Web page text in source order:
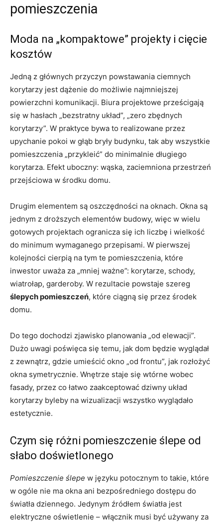
pomieszczenia
Moda na „kompaktowe” projekty i cięcie
kosztów
Jedną z głównych przyczyn powstawania ciemnych
korytarzy jest dążenie do możliwie najmniejszej
powierzchni komunikacji. Biura projektowe prześcigają
się w hasłach „bezstratny układ”, „zero zbędnych
korytarzy”. W praktyce bywa to realizowane przez
upychanie pokoi w głąb bryły budynku, tak aby wszystkie
pomieszczenia „przykleić” do minimalnie długiego
korytarza. Efekt uboczny: wąska, zaciemniona przestrzeń
przejściowa w środku domu.
Drugim elementem są oszczędności na oknach. Okna są
jednym z droższych elementów budowy, więc w wielu
gotowych projektach ogranicza się ich liczbę i wielkość
do minimum wymaganego przepisami. W pierwszej
kolejności cierpią na tym te pomieszczenia, które
inwestor uważa za „mniej ważne”: korytarze, schody,
wiatrołap, garderoby. W rezultacie powstaje szereg
ślepych pomieszczeń, które ciągną się przez środek
domu.
Do tego dochodzi zjawisko planowania „od elewacji”.
Dużo uwagi poświęca się temu, jak dom będzie wyglądał
z zewnątrz, gdzie umieścić okno „od frontu”, jak rozłożyć
okna symetrycznie. Wnętrze staje się wtórne wobec
fasady, przez co łatwo zaakceptować dziwny układ
korytarzy byleby na wizualizacji wszystko wyglądało
estetycznie.
Czym się różni pomieszczenie ślepe od
słabo doświetlonego
Pomieszczenie ślepe w języku potocznym to takie, które
w ogóle nie ma okna ani bezpośredniego dostępu do
światła dziennego. Jedynym źródłem światła jest
elektryczne oświetlenie – włącznik musi być używany za